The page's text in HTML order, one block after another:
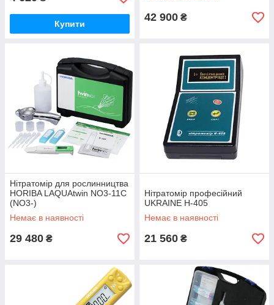
Купити
42 900 ₴
Нітратомір для рослинництва
HORIBA LAQUAtwin NO3-11C
(NO3-)
Немає в наявності
29 480 ₴
Нітратомір професійний
UKRAINE Н-405
Немає в наявності
21 560 ₴